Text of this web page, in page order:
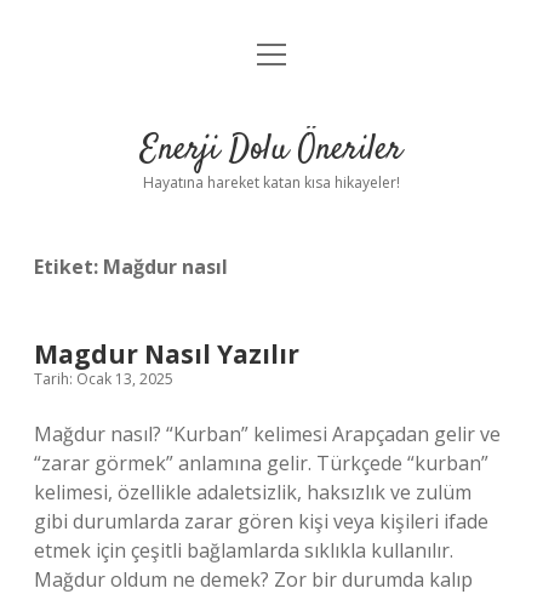
Anasayfa
Yasal Uyarı
menüyü
Enerji Dolu Öneriler
Hayatına hareket katan kısa hikayeler!
Etiket: Mağdur nasıl
Magdur Nasıl Yazılır
Tarih: Ocak 13, 2025
Mağdur nasıl? “Kurban” kelimesi Arapçadan gelir ve
“zarar görmek” anlamına gelir. Türkçede “kurban”
kelimesi, özellikle adaletsizlik, haksızlık ve zulüm
gibi durumlarda zarar gören kişi veya kişileri ifade
etmek için çeşitli bağlamlarda sıklıkla kullanılır.
Mağdur oldum ne demek? Zor bir durumda kalıp